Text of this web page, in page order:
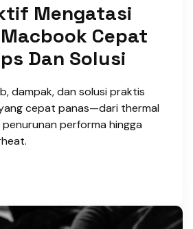
Mengatasi
Cepat
Dan Solusi
dampak, dan solusi praktis
cepat panas—dari thermal
performa hingga